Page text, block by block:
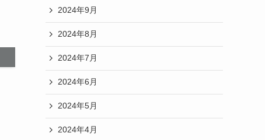
2024年9月
2024年8月
2024年7月
2024年6月
2024年5月
2024年4月